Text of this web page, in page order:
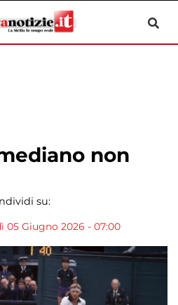
non
su:
05 Giugno 2026 - 07:00